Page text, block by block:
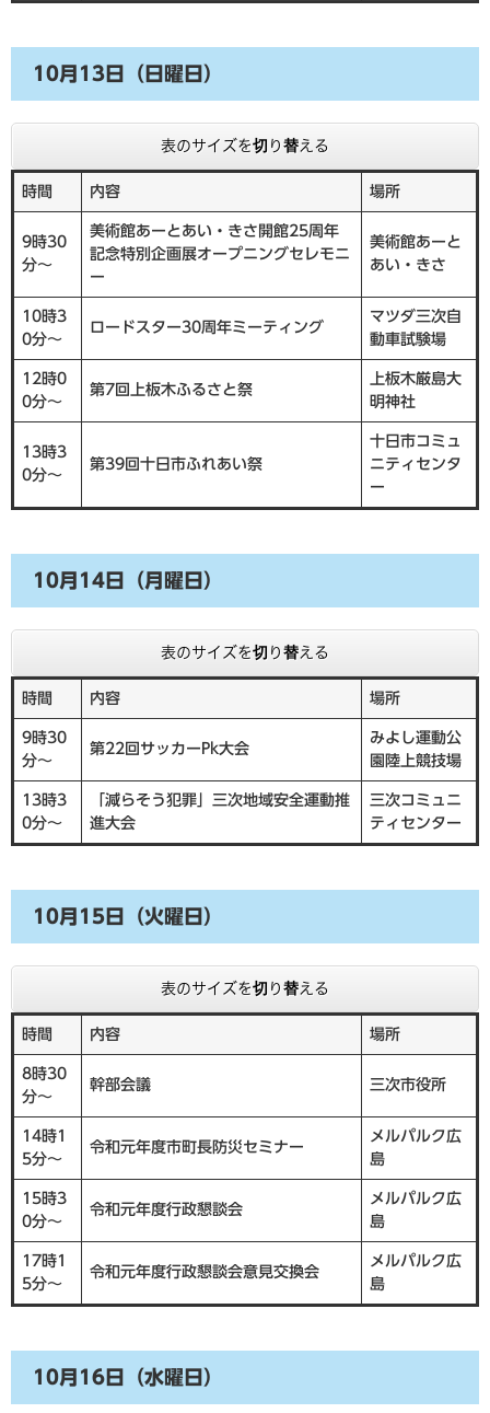
10月13日（日曜日）
表のサイズを切り替える
時間 内容 場所
9時30
分～
美術館あーとあい・きさ開館25周年
記念特別企画展オープニングセレモニ
ー
美術館あーと
あい・きさ
10時3
0分～
ロードスター30周年ミーティング
マツダ三次自
動車試験場
12時0
0分～
第7回上板木ふるさと祭
上板木厳島大
明神社
13時3
0分～
第39回十日市ふれあい祭
十日市コミュ
ニティセンタ
ー
10月14日（月曜日）
表のサイズを切り替える
時間 内容 場所
9時30
分～
第22回サッカーPk大会
みよし運動公
園陸上競技場
13時3
0分～
「減らそう犯罪」三次地域安全運動推
進大会
三次コミュニ
ティセンター
10月15日（火曜日）
表のサイズを切り替える
時間 内容 場所
8時30
分～
幹部会議 三次市役所
14時1
5分～
令和元年度市町長防災セミナー
メルパルク広
島
15時3
0分～
令和元年度行政懇談会
メルパルク広
島
17時1
5分～
令和元年度行政懇談会意見交換会
メルパルク広
島
10月16日（水曜日）